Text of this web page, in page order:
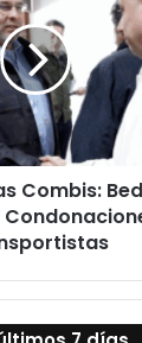
Combis: